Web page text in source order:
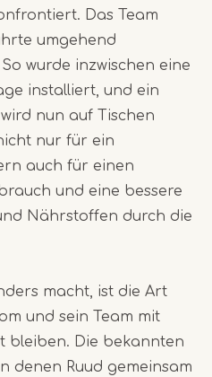
Das Team
umgehend
wurde inzwischen eine
installiert, und ein
nun auf Tischen
nur für ein
auch für einen
und eine bessere
Nährstoffen durch die
macht, ist die Art
und sein Team mit
bleiben. Die bekannten
denen Ruud gemeinsam